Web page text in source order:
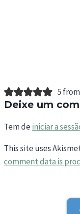
5
Deixe um
Tem deiniciar a
This site uses
comment data is